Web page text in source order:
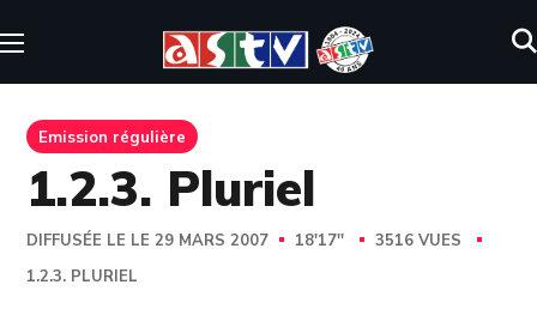
Emission régulière
1.2.3. Pluriel
DIFFUSÉE LE LE 29 MARS 2007 18'17''
3516 VUES
1.2.3. PLURIEL